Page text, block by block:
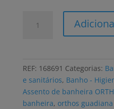
ORTHOS
GUADIANA
com
REF: 168691 Categorias:
e sanitários, Banho -
Assento de banheira
banheira, orthos guadiana